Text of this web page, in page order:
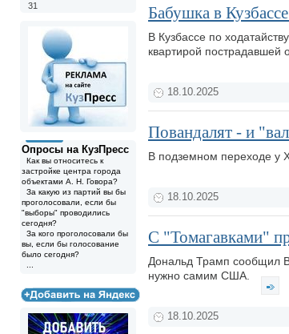
31
Опросы на КузПресс
Как вы относитесь к
застройке центра города
объектами А. Н. Говора?
За какую из партий вы бы
проголосовали, если бы
"выборы" проводились
сегодня?
За кого проголосовали бы
вы, если бы голосование
было сегодня?
Бабушка в
В Кузбассе по
квартирой пострадавшей
18.10.2025
Повандалят - и
В подземном переходе у
18.10.2025
С "Томагавками"
Дональд Трамп сообщил
нужно самим США.
18.10.2025